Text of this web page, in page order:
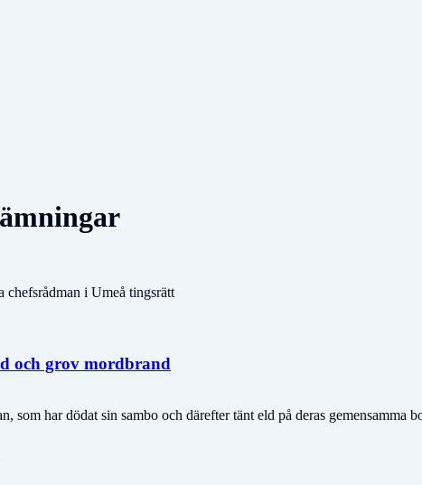
i Umeå tingsrätt
och grov mordbrand
som har dödat sin sambo och därefter tänt eld på deras